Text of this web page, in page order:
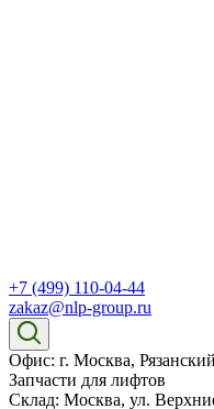
+7 (499) 110-04-44
zakaz@nlp-group.ru
Офис: г. Москва,
Запчасти для лифтов
Склад: Москва, ул.